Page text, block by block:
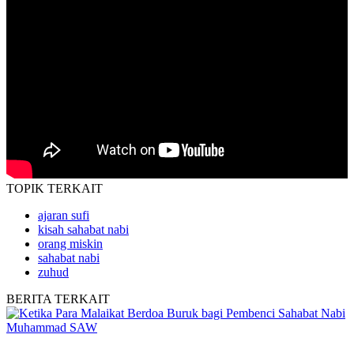
TOPIK TERKAIT
ajaran sufi
kisah sahabat nabi
orang miskin
sahabat nabi
zuhud
BERITA TERKAIT